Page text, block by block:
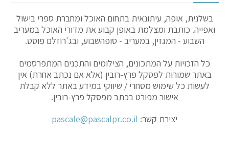
בשלנית, אופה, עיתונאית בתחום האוכל ומחברת ספרי בישול
ואפייה. כותבת ומצלמת באופן קבוע את מדורי האוכל במעריב
השבוע - המגזין, במעריב - סופהשבוע, ובג'רוזלם פוסט.
כל הזכויות על המתכונים, הצילומים והתכנים המתפרסמים
באתר שמורות לפסקל פרץ-רובין (אלא אם נכתב אחרת) אין
לעשות כל שימוש מסחרי / שיווקי במידע באתר ללא קבלת
אישור מפורט בכתב מפסקל פרץ-רובין.
יצירת קשר: pascale@pascalpr.co.il